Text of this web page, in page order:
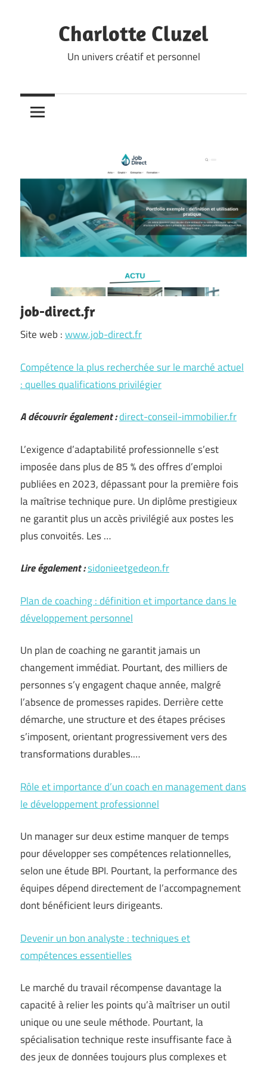
Charlotte Cluzel
Un univers créatif et personnel
job-direct.fr
Site web :www.job-direct.fr
Compétence la plus recherchée sur le marché actuel
: quelles qualifications privilégier
A découvrir également :direct-conseil-immobilier.fr
L’exigence d’adaptabilité professionnelle s’est
imposée dans plus de 85 % des offres d’emploi
publiées en 2023, dépassant pour la première fois
la maîtrise technique pure. Un diplôme prestigieux
ne garantit plus un accès privilégié aux postes les
plus convoités. Les …
Lire également :sidonieetgedeon.fr
Plan de coaching : définition et importance dans le
développement personnel
Un plan de coaching ne garantit jamais un
changement immédiat. Pourtant, des milliers de
personnes s’y engagent chaque année, malgré
l’absence de promesses rapides. Derrière cette
démarche, une structure et des étapes précises
s’imposent, orientant progressivement vers des
transformations durables.…
Rôle et importance d’un coach en management dans
le développement professionnel
Un manager sur deux estime manquer de temps
pour développer ses compétences relationnelles,
selon une étude BPI. Pourtant, la performance des
équipes dépend directement de l’accompagnement
dont bénéficient leurs dirigeants.
Devenir un bon analyste : techniques et
compétences essentielles
Le marché du travail récompense davantage la
capacité à relier les points qu’à maîtriser un outil
unique ou une seule méthode. Pourtant, la
spécialisation technique reste insuffisante face à
des jeux de données toujours plus complexes et